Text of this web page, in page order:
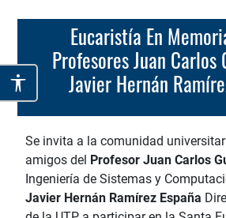
Eucaristía En Memoria De Los
Profesores Juan Carlos
Javier Hernán
Se invita a la comunidad
amigos del Profesor Juan Carlos
Ingeniería de Sistemas y
Javier Hernán Ramírez España